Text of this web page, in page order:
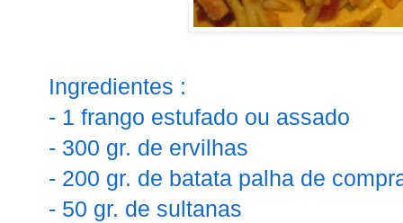
Ingredientes :
- 1 frango estufado ou assado
- 300 gr. de ervilhas
- 200 gr. de batata palha de
- 50 gr. de sultanas